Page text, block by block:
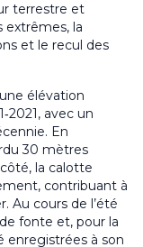
terrestre et
extrêmes, la
et le recul des
élévation
avec un
En
30 mètres
la calotte
contribuant à
Au cours de l’été
fonte et, pour la
enregistrées à son